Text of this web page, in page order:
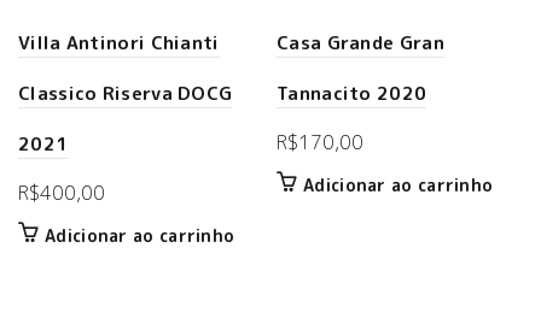
Villa Antinori Chianti
Classico Riserva DOCG
2021
R$400,00
Adicionar ao carrinho
Casa Grande Gran
Tannacito 2020
R$170,00
Adicionar ao carrinho